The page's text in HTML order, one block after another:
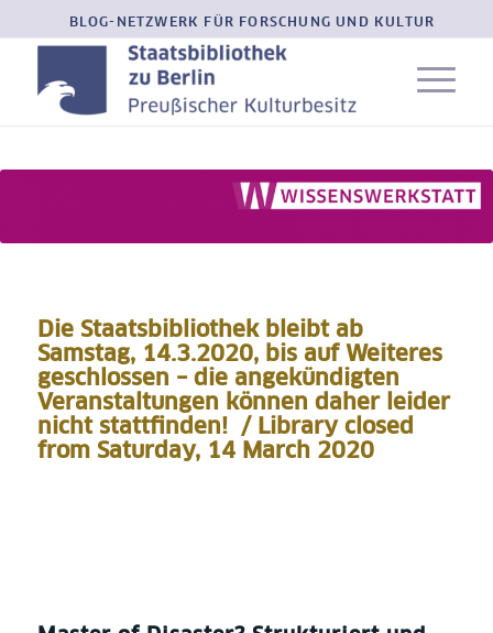
BLOG-NETZWERK FÜR FORSCHUNG UND KULTUR
Die Staatsbibliothek bleibt ab
Samstag, 14.3.2020, bis auf Weiteres
geschlossen – die angekündigten
Veranstaltungen können daher leider
nicht stattfinden! / Library closed
from Saturday, 14 March 2020